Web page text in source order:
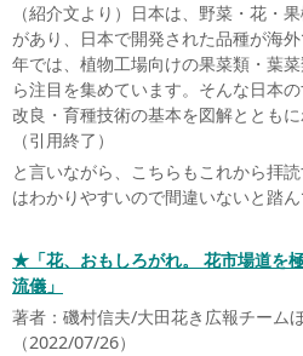
（紹介文より）日本は、野菜・花・
があり、日本で開発された品種が海
年では、植物工場向けの果菜類・葉
ら注目を集めています。そんな日本
改良・育種技術の基本を図解とともに
（引用終了）
と言いながら、こちらもこれから拝
はわかりやすいので間違いないと踏ん
★「花、おもしろがれ。 花市場道を
流儀」
著者：磯村信夫/大田花き広報チー
（2022/07/26）